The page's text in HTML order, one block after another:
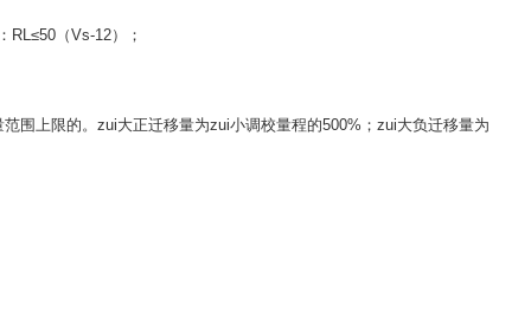
（Vs-12）；
围上限的。zui大正迁移量为zui小调校量程的500%；zui大负迁移量为